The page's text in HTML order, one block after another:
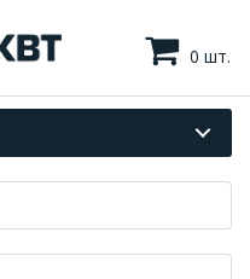
0 шт.